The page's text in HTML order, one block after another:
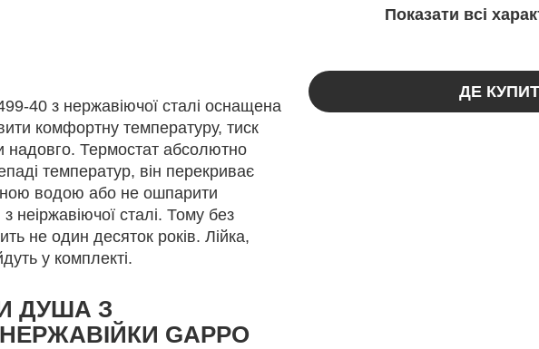
40 з нержавіючої сталі оснащена
комфортну температуру, тиск
надовго. Термостат абсолютно
температур, він перекриває
водою або не ошпарити
неіржавіючої сталі. Тому без
не один десяток років. Лійка,
у комплекті.
ДУША З
GAPPO
Показати всі
ДЕ